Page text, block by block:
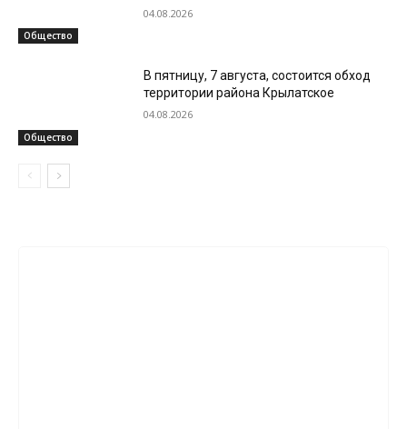
Общество
04.08.2026
Общество
В пятницу, 7 августа, состоится обход
территории района Крылатское
04.08.2026